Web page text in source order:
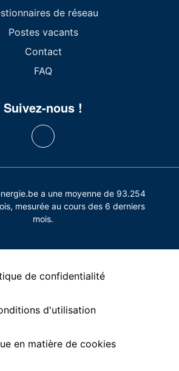
de réseau
Postes vacants
Contact
FAQ
Suivez-nous !
a une moyenne de 93.254
mesurée au cours des 6 derniers
mois.
de confidentialité
d'utilisation
en matière de cookies